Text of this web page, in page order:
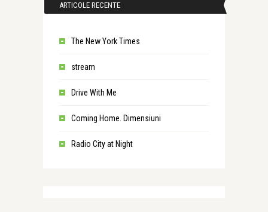
ARTICOLE RECENTE
The New York Times
stream
Drive With Me
Coming Home. Dimensiuni
Radio City at Night